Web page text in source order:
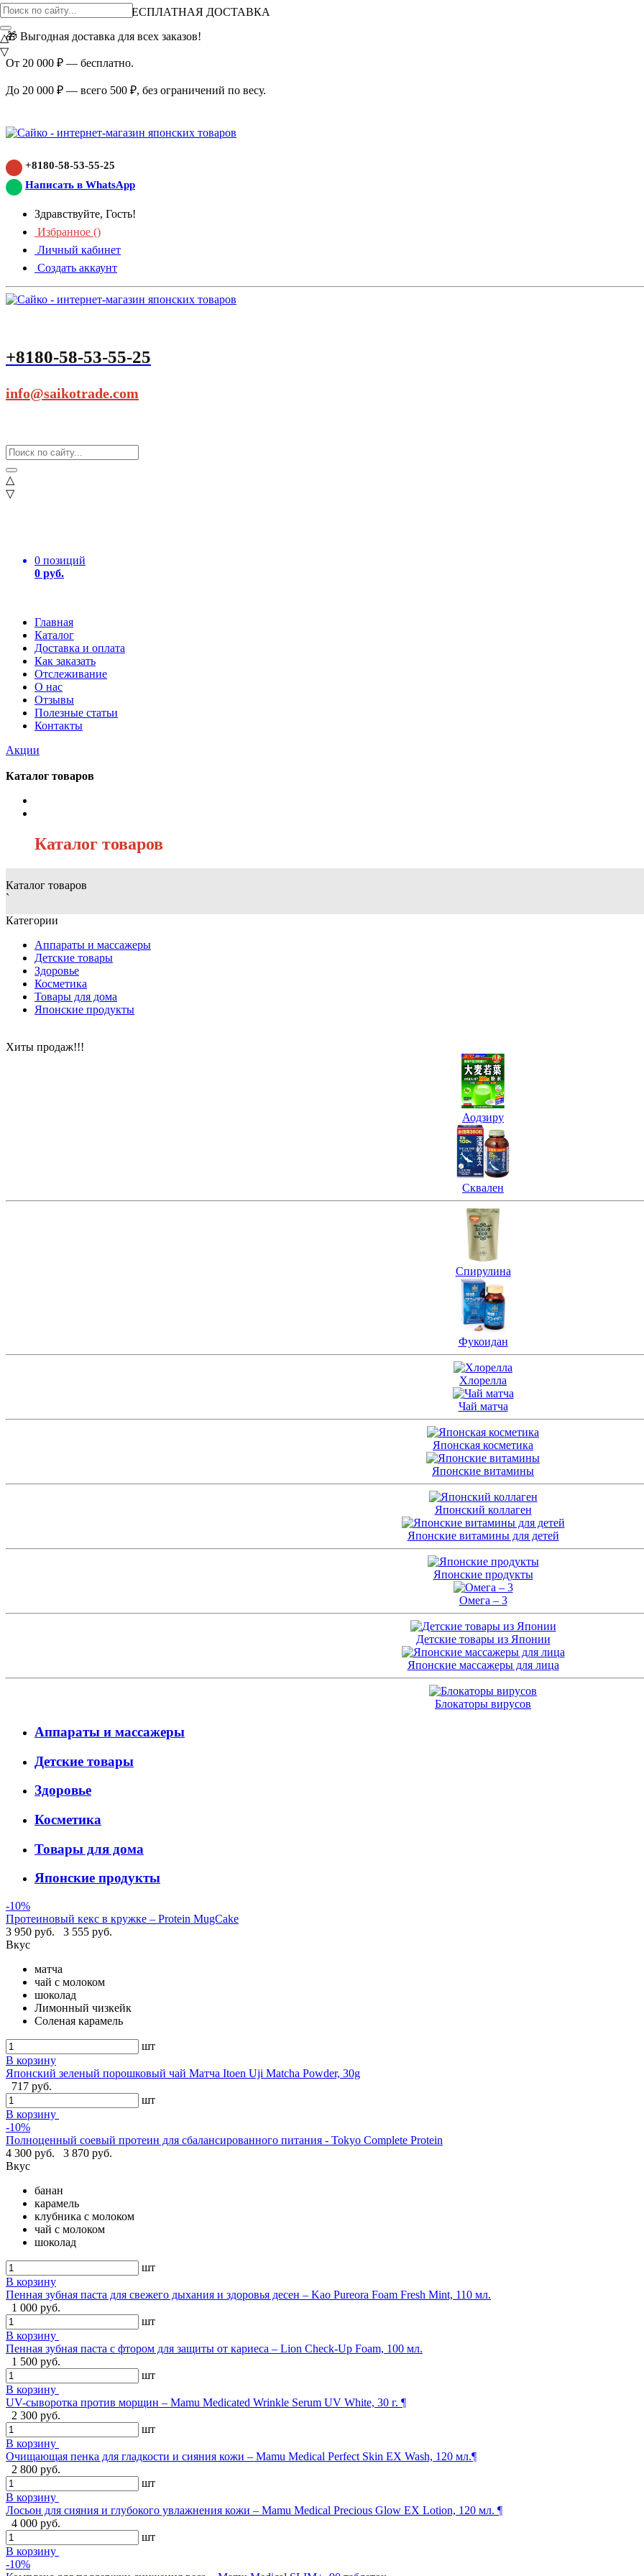
ВНИМАНИЕ АКЦИЯ!
БЕСПЛАТНАЯ ДОСТАВКА
🎁 Выгодная доставка для всех заказов!
От 20 000 ₽ — бесплатно.
До 20 000 ₽ — всего 500 ₽, без ограничений по весу.
+8180-58-53-55-25
Написать в WhatsApp
Здравствуйте, Гость!
Избранное ()
Личный кабинет
Создать аккаунт
+8180-58-53-55-25
info@saikotrade.com
△
▽
0 позиций
0 руб.
Главная
Каталог
Доставка и оплата
Как заказать
Отслеживание
О нас
Отзывы
Полезные статьи
Контакты
Акции
△
▽
Каталог товаров
Каталог товаров
Каталог товаров
`
Категории
Аппараты и массажеры
Детские товары
Здоровье
Косметика
Товары для дома
Японские продукты
Хиты продаж!!!
Аодзиру
Сквален
Спирулина
Фукоидан
Хлорелла
Чай матча
Японская косметика
Японские витамины
Японский коллаген
Японские витамины для детей
Японские продукты
Омега – 3
Детские товары из Японии
Японские массажеры для лица
Блокаторы вирусов
Аппараты и массажеры
Детские товары
Здоровье
Косметика
Товары для дома
Японские продукты
-10%
Протеиновый кекс в кружке – Protein MugCake
3 950 руб.
3 555 руб.
Вкус
матча
чай с молоком
шоколад
Лимонный чизкейк
Соленая карамель
шт
В корзину
Японский зеленый порошковый чай Матча Itoen Uji Matcha Powder, 30g
717 руб.
шт
В корзину
-10%
Полноценный соевый протеин для сбалансированного питания - Tokyo Complete Protein
4 300 руб.
3 870 руб.
Вкус
банан
карамель
клубника с молоком
чай с молоком
шоколад
шт
В корзину
Пенная зубная паста для свежего дыхания и здоровья десен – Kao Pureora Foam Fresh Mint, 110 мл.
1 000 руб.
шт
В корзину
Пенная зубная паста с фтором для защиты от кариеса – Lion Check-Up Foam, 100 мл.
1 500 руб.
шт
В корзину
UV-сыворотка против морщин – Mamu Medicated Wrinkle Serum UV White, 30 г. ¶
2 300 руб.
шт
В корзину
Очищающая пенка для гладкости и сияния кожи – Mamu Medical Perfect Skin EX Wash, 120 мл.¶
2 800 руб.
шт
В корзину
Лосьон для сияния и глубокого увлажнения кожи – Mamu Medical Precious Glow EX Lotion, 120 мл. ¶
4 000 руб.
шт
В корзину
-10%